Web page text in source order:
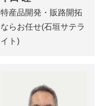
特産品開発・販路開拓
ならお任せ(石垣サテラ
イト)